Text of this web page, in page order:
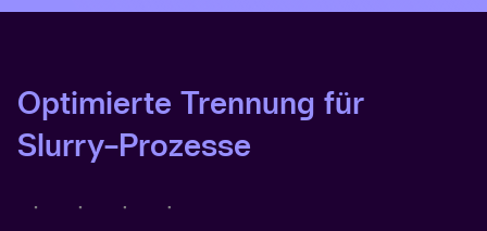
Optimierte Trennung für
Slurry-Prozesse